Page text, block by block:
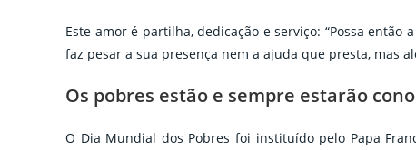
Este amor é partilha, dedicação e serviço: “Possa
faz pesar a sua presença nem a ajuda que presta, mas
Os pobres estão e sempre estarão
O Dia Mundial dos Pobres foi instituído pelo Papa